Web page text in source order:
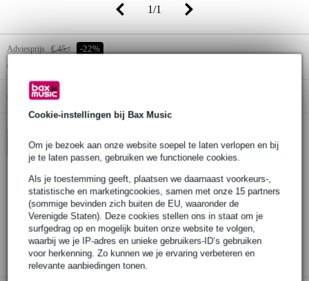
Cookie-instellingen bij Bax Music
Om je bezoek aan onze website soepel te laten verlopen en bij
je te laten passen, gebruiken we functionele cookies.
Als je toestemming geeft, plaatsen we daarnaast voorkeurs-,
statistische en marketingcookies, samen met onze 15 partners
(sommige bevinden zich buiten de EU, waaronder de
Verenigde Staten). Deze cookies stellen ons in staat om je
surfgedrag op en mogelijk buiten onze website te volgen,
waarbij we je IP-adres en unieke gebruikers-ID’s gebruiken
voor herkenning. Zo kunnen we je ervaring verbeteren en
relevante aanbiedingen tonen.
1/1
Adviesprijs € 45,- -22%
€ 35,-
Online voorraadstatus:
In winkelwagen
Bestel voor 23:00 = over circa 3 werkdagen in huis
30 dagen 'niet goed geld terug' garantie
3 jaar Bax Music garantie